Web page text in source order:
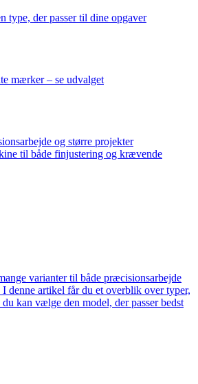
type, der passer til dine opgaver
mærker – se udvalget
og større projekter
til både finjustering og krævende
varianter til både præcisionsarbejde
denne artikel får du et overblik over typer,
kan vælge den model, der passer bedst